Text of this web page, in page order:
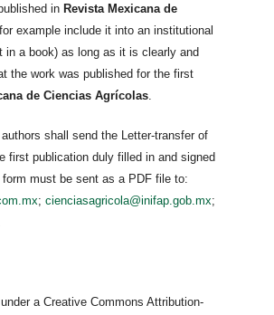
in Revista Mexicana de
example include it into an institutional
in a book) as long as it is clearly and
the work was published for the first
de Ciencias Agrícolas
shall send the Letter-transfer of
first publication duly filled in and signed
must be sent as a PDF file to:
; cienciasagricola@inifap.gob.mx;
a Creative Commons Attribution-